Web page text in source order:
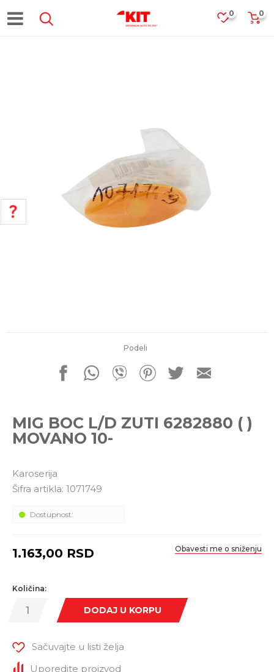
0
0
Podeli
MIG BOC L/D ZUTI 6282880 ( )
MOVANO 10-
Karoserija
Šifra artikla: 1071749
Dostupnost:
1.163,00 RSD Obavesti me o sniženju
Količina:
DODAJ U KORPU
Sačuvajte u listi želja
Uporedite proizvod
Pišite nam
office@kitcommerce.rs